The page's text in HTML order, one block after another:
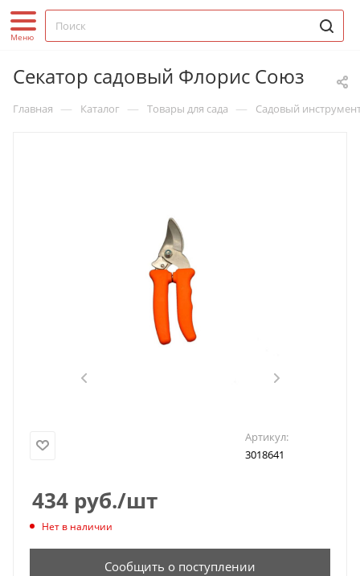
Секатор садовый Флорис Союз
Главная — Каталог — Товары для сада — Садовый
Артикул:
3018641
434 руб./шт
Нет в наличии
Сообщить о поступлении